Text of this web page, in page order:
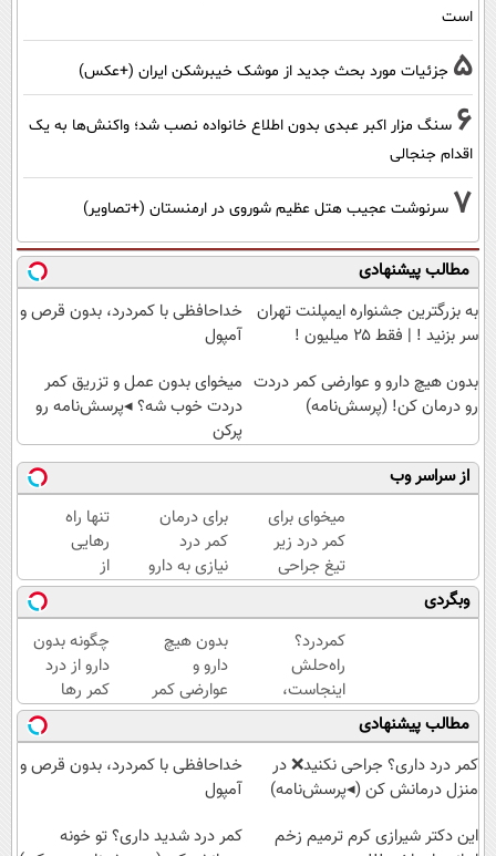
است
5 جزئیات مورد بحث جدید از موشک خیبرشکن ایران (+عکس)
6 سنگ مزار اکبر عبدی بدون اطلاع خانواده نصب شد؛ واکنش‌ها به یک
اقدام جنجالی
7 سرنوشت عجیب هتل عظیم شوروی در ارمنستان (+تصاویر)
مطالب پیشنهادی
به بزرگترین جشنواره ایمپلنت تهران
سر بزنید ! | فقط ۲۵ میلیون !
خداحافظی با کمردرد، بدون قرص و
آمپول
بدون هیچ دارو و عوارضی کمر دردت
رو درمان کن! (پرسش‌نامه)
میخوای بدون عمل و تزریق کمر
دردت خوب شه؟ ◂پرسش‌نامه رو
پرکن
از سراسر وب
میخوای برای
کمر درد زیر
تیغ جراحی
بری؟!
◗پرسش‌نامه
رو پر کن◖
برای درمان
کمر درد
نیازی به دارو
نیست!
(◂پرسش‌نامه
رو پر کن)
تنها راه
رهایی
از
کمردرد
– بدون
دارو،
بدون
جراحی!
«فرم
پر کن»
وبگردی
کمردرد؟
راه‌حلش
اینجاست،
نه توی
داروخونه
بدون هیچ
دارو و
عوارضی کمر
دردت رو
درمان کن!
(پرسش‌نامه)
چگونه بدون
دارو از درد
کمر رها
شوید؟
(◂پرسش‌نامه
رو پرکن)
مطالب پیشنهادی
کمر درد داری؟ جراحی نکنید❌ در
منزل درمانش کن (◂پرسش‌نامه)
خداحافظی با کمردرد، بدون قرص و
آمپول
این دکتر شیرازی کرم ترمیم زخم
کمر درد شدید داری؟ تو خونه